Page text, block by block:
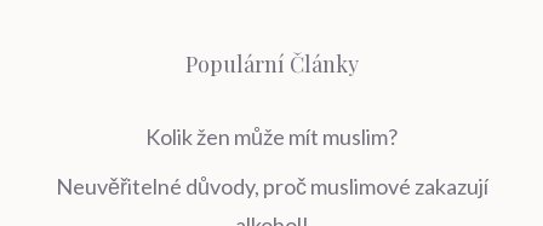
Populární Články
Kolik žen může mít muslim?
Neuvěřitelné důvody, proč muslimové zakazují